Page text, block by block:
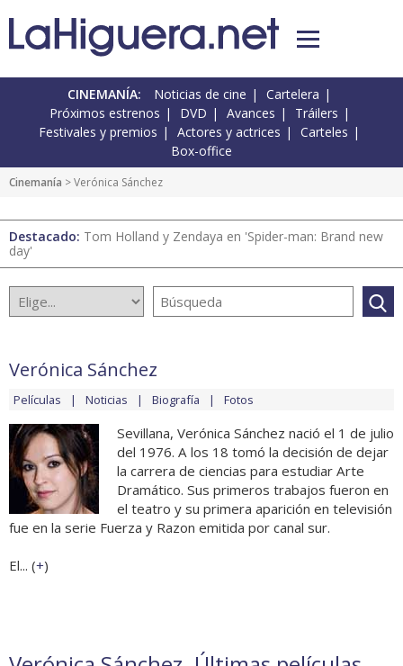
CINEMANÍA: Noticias de cine
Cartelera
Próximos estrenos
DVD Avances
Tráilers
Festivales y premios
Actores y actrices
Carteles
Box-office
Cinemanía > Verónica Sánchez
Destacado: Tom Holland y Zendaya en 'Spider-man: Brand new
day'
Verónica Sánchez
Películas Noticias Biografía Fotos
Sevillana, Verónica Sánchez nació el 1 de julio
del 1976. A los 18 tomó la decisión de dejar
la carrera de ciencias para estudiar Arte
Dramático. Sus primeros trabajos fueron en
el teatro y su primera aparición en televisión
fue en la serie Fuerza y Razon emitida por canal sur.
El... (+)